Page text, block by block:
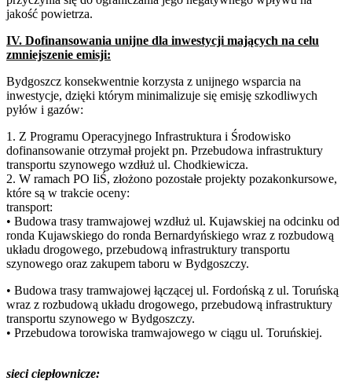
jakość powietrza.
IV. Dofinansowania unijne dla inwestycji mających na celu
zmniejszenie emisji:
Bydgoszcz konsekwentnie korzysta z unijnego wsparcia na
inwestycje, dzięki którym minimalizuje się emisję szkodliwych
pyłów i gazów:
1. Z Programu Operacyjnego Infrastruktura i Środowisko
dofinansowanie otrzymał projekt pn. Przebudowa infrastruktury
transportu szynowego wzdłuż ul. Chodkiewicza.
2. W ramach PO IiŚ, złożono pozostałe projekty pozakonkursowe,
które są w trakcie oceny:
transport:
• Budowa trasy tramwajowej wzdłuż ul. Kujawskiej na odcinku od
ronda Kujawskiego do ronda Bernardyńskiego wraz z rozbudową
układu drogowego, przebudową infrastruktury transportu
szynowego oraz zakupem taboru w Bydgoszczy.
• Budowa trasy tramwajowej łączącej ul. Fordońską z ul. Toruńską
wraz z rozbudową układu drogowego, przebudową infrastruktury
transportu szynowego w Bydgoszczy.
• Przebudowa torowiska tramwajowego w ciągu ul. Toruńskiej.
sieci ciepłownicze: